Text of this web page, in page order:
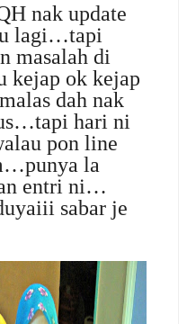
nak update
lagi…tapi
masalah di
kejap ok kejap
dah nak
hari ni
pon line
la
entri ni…
sabar je